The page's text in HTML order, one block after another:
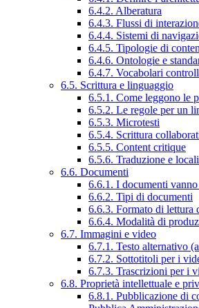
6.4.2. Alberatura
6.4.3. Flussi di
6.4.4. Sistemi di
6.4.5. Tipologie di
6.4.6. Ontologie e
6.4.7. Vocabolari
6.5. Scrittura e linguaggio
6.5.1. Come leggono le
6.5.2. Le regole per un
6.5.3. Microtesti
6.5.4. Scrittura
6.5.5. Content critique
6.5.6. Traduzione e
6.6. Documenti
6.6.1. I documenti
6.6.2. Tipi di documenti
6.6.3. Formato di lettura
6.6.4. Modalità di
6.7. Immagini e video
6.7.1. Testo alternativo
6.7.2. Sottotitoli per i
6.7.3. Trascrizioni per i
6.8. Proprietà intellettuale e
6.8.1. Pubblicazione di